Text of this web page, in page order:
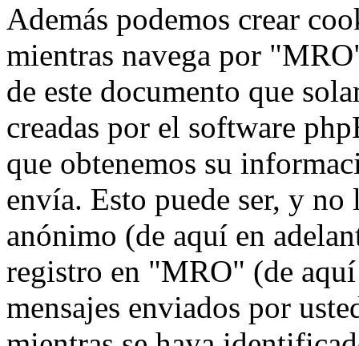
Además podemos crear
mientras navega por
de este documento que
creadas por el software
que obtenemos su
envía. Esto puede ser, y
anónimo (de aquí en
registro en "MRO" (de
mensajes enviados por